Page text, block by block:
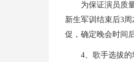
为保证演员质
新生军训结束后3
促，确定晚会时间
4、歌手选拔